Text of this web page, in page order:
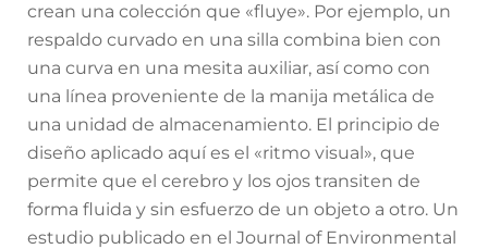
crean una colección que «fluye». Por ejemplo, un
respaldo curvado en una silla combina bien con
una curva en una mesita auxiliar, así como con
una línea proveniente de la manija metálica de
una unidad de almacenamiento. El principio de
diseño aplicado aquí es el «ritmo visual», que
permite que el cerebro y los ojos transiten de
forma fluida y sin esfuerzo de un objeto a otro. Un
estudio publicado en el Journal of Environmental